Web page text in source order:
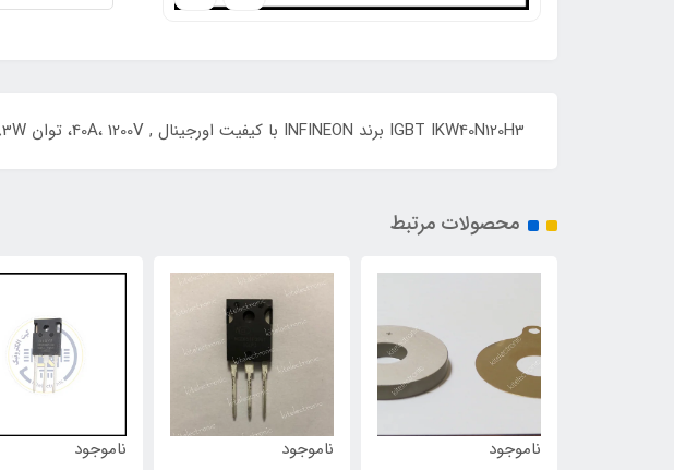
محصولات مرتبط
ناموجود ناموجود ناموجود